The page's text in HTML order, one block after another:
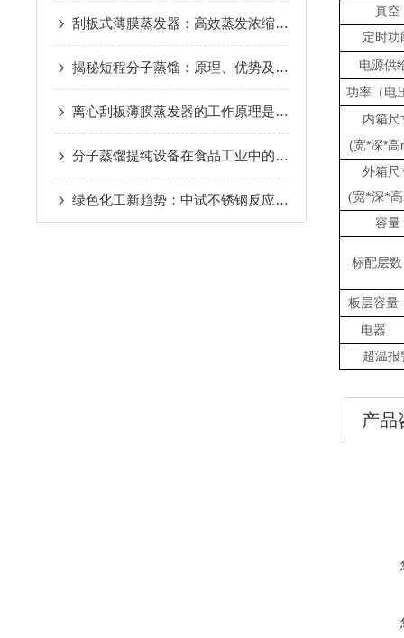
刮板式薄膜蒸发器：高效蒸发浓缩设备的深度解析
揭秘短程分子蒸馏：原理、优势及未来发展趋势 2024-
离心刮板薄膜蒸发器的工作原理是什么？ 2024-08-27
分子蒸馏提纯设备在食品工业中的应用 2024-08-22
绿色化工新趋势：中试不锈钢反应釜的环保应用 2024-
真空
定时功
电源供
功率（电
内箱尺
(宽*深*高
外箱尺
(宽*深*高
容量
标配层数
板层容量
电器
超温报
产品